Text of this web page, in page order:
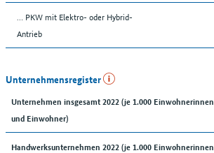
… PKW mit Elektro- oder Hybrid-
Antrieb
Unternehmensregister
Unternehmen insgesamt 2022 (je 1.000 Einwohnerinnen
und Einwohner)
Handwerksunternehmen 2022 (je 1.000 Einwohnerinnen